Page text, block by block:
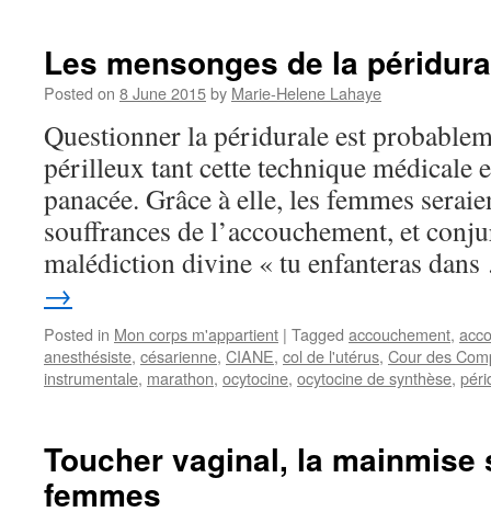
Les mensonges de la
Posted on 8 June 2015by Marie-Helene Lahaye
Questionner la péridurale est
périlleux tant cette technique médicale
panacée. Grâce à elle, les femmes
souffrances de l’accouchement, et
malédiction divine « tu enfanteras
→
Posted in Mon corps m'appartient | Tagged accouchement,
anesthésiste, césarienne, CIANE, col de l'utérus, Cour des
instrumentale, marathon, ocytocine, ocytocine de synthèse,
Toucher vaginal, la mainmise
femmes